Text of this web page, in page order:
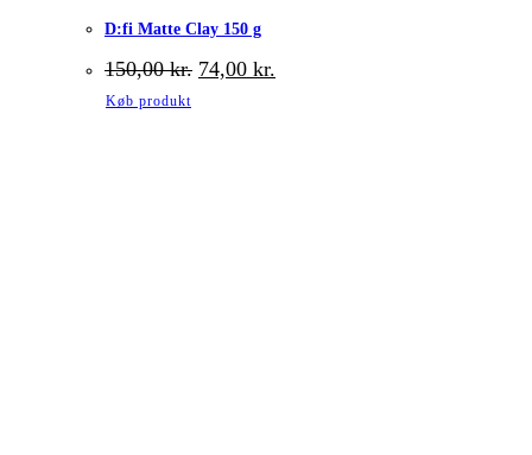
D:fi Matte Clay 150 g
150,00kr. Den
oprindelige
74,00 kr.
aktuelle
Køb produkt